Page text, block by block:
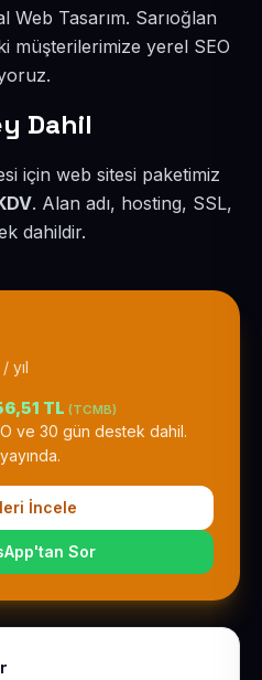
Tasarım. Sarıoğlan
müşterilerimize yerel SEO
Dahil
için web sitesi paketimiz
. Alan adı, hosting, SSL,
dahildir.
yıl
TL (TCMB)
ve 30 gün destek dahil.
İncele
Sor